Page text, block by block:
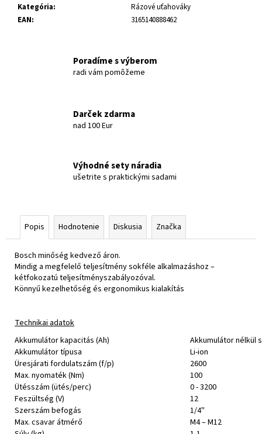
Kategória:
Rázové uťahováky
EAN: 3165140888462
Poradíme s výberom
radi vám pomôžeme
Darček zdarma
nad 100 Eur
Výhodné sety náradia
ušetrite s praktickými sadami
Popis Hodnotenie Diskusia Značka
Bosch minőség kedvező áron.
Mindig a megfelelő teljesítmény sokféle alkalmazáshoz –
kétfokozatú teljesítményszabályozóval.
Könnyű kezelhetőség és ergonomikus kialakítás
Technikai adatok
Akkumulátor kapacitás (Ah)
Akkumulátor nélkül
Akkumulátor típusa
Li-ion
Üresjárati fordulatszám (f/p)
2600
Max. nyomaték (Nm)
100
Ütésszám (ütés/perc)
0 - 3200
Feszültség (V)
12
Szerszám befogás
1/4''
Max. csavar átmérő
M4 – M12